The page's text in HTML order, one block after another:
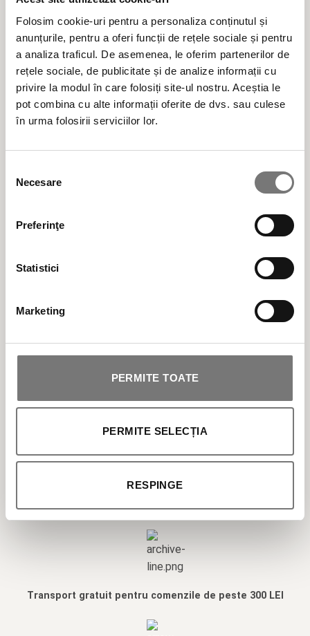
Folosim cookie-uri pentru a personaliza conținutul și
anunțurile, pentru a oferi funcții de rețele sociale și pentru
a analiza traficul. De asemenea, le oferim partenerilor de
rețele sociale, de publicitate și de analize informații cu
privire la modul în care folosiți site-ul nostru. Aceștia le
pot combina cu alte informații oferite de dvs. sau culese
în urma folosirii serviciilor lor.
consimțământului
Necesare
Preferinţe
Statistici
Marketing
PERMITE TOATE
PERMITE SELECȚIA
RESPINGE
frumuseții care se bazează pe ingrediente
active naturale.
Produse cosmetice BIO vegane naturale,
testate clinic și dermatologic, formulate cu
ingrediente alese cu multă atenție și cu
Cele mai populare categorii de produse cosmetice
MAKEUP
Transport gratuit pentru comenzile de peste 300 LEI